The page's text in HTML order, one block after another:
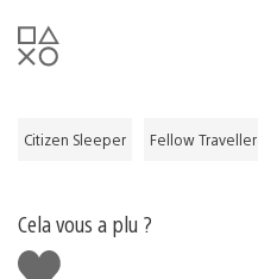
Citizen Sleeper Fellow Traveller
Cela vous a plu ?
J'aime